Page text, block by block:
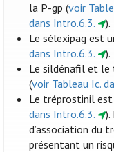
la P-gp (voir
dans Intro.6.3.
).
Le sélexipag est
dans Intro.6.3.
).
Le sildénafil et le
(voir Tableau Ic.
Le tréprostinil est
dans Intro.6.3.
).
d’association du
présentant un